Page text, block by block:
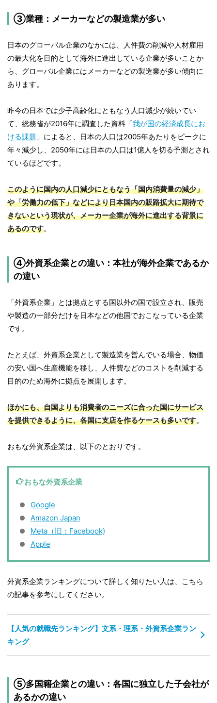
③業種：メーカーなどの製造業が多い
日本のグローバル企業のなかには、人件費の削減や人材雇用
の最大化を目的として海外に進出している企業が多いことか
ら、グローバル企業にはメーカーなどの製造業が多い傾向に
あります。
昨今の日本では少子高齢化にともなう人口減少が続いてい
て、総務省が2016年に調査した資料「我が国の経済成長にお
ける課題 」によると、日本の人口は2005年あたりをピークに
年々減少し、2050年には日本の人口は1億人を切る予測とされ
ているほどです。
このように国内の人口減少にともなう「国内消費量の減少」
や「労働力の低下」などにより日本国内の販路拡大に期待で
きないという現状が、メーカー企業が海外に進出する背景に
あるのです。
④外資系企業との違い：本社が海外企業であるか
の違い
「外資系企業」とは拠点とする国以外の国で設立され、販売
や製造の一部分だけを日本などの他国でおこなっている企業
です。
たとえば、外資系企業として製造業を営んでいる場合、物価
の安い国へ生産機能を移し、人件費などのコストを削減する
目的のため海外に拠点を展開します。
ほかにも、自国よりも消費者のニーズに合った国にサービス
を提供できるように、各国に支店を作るケースも多いです。
おもな外資系企業は、以下のとおりです。
おもな外資系企業
Google
Amazon Japan
Meta（旧：Facebook)
Apple
外資系企業ランキングについて詳しく知りたい人は、こちら
の記事を参考にしてください。
【人気の就職先ランキング】文系・理系・外資系企業ラン
キング
⑤多国籍企業との違い：各国に独立した子会社が
あるかの違い